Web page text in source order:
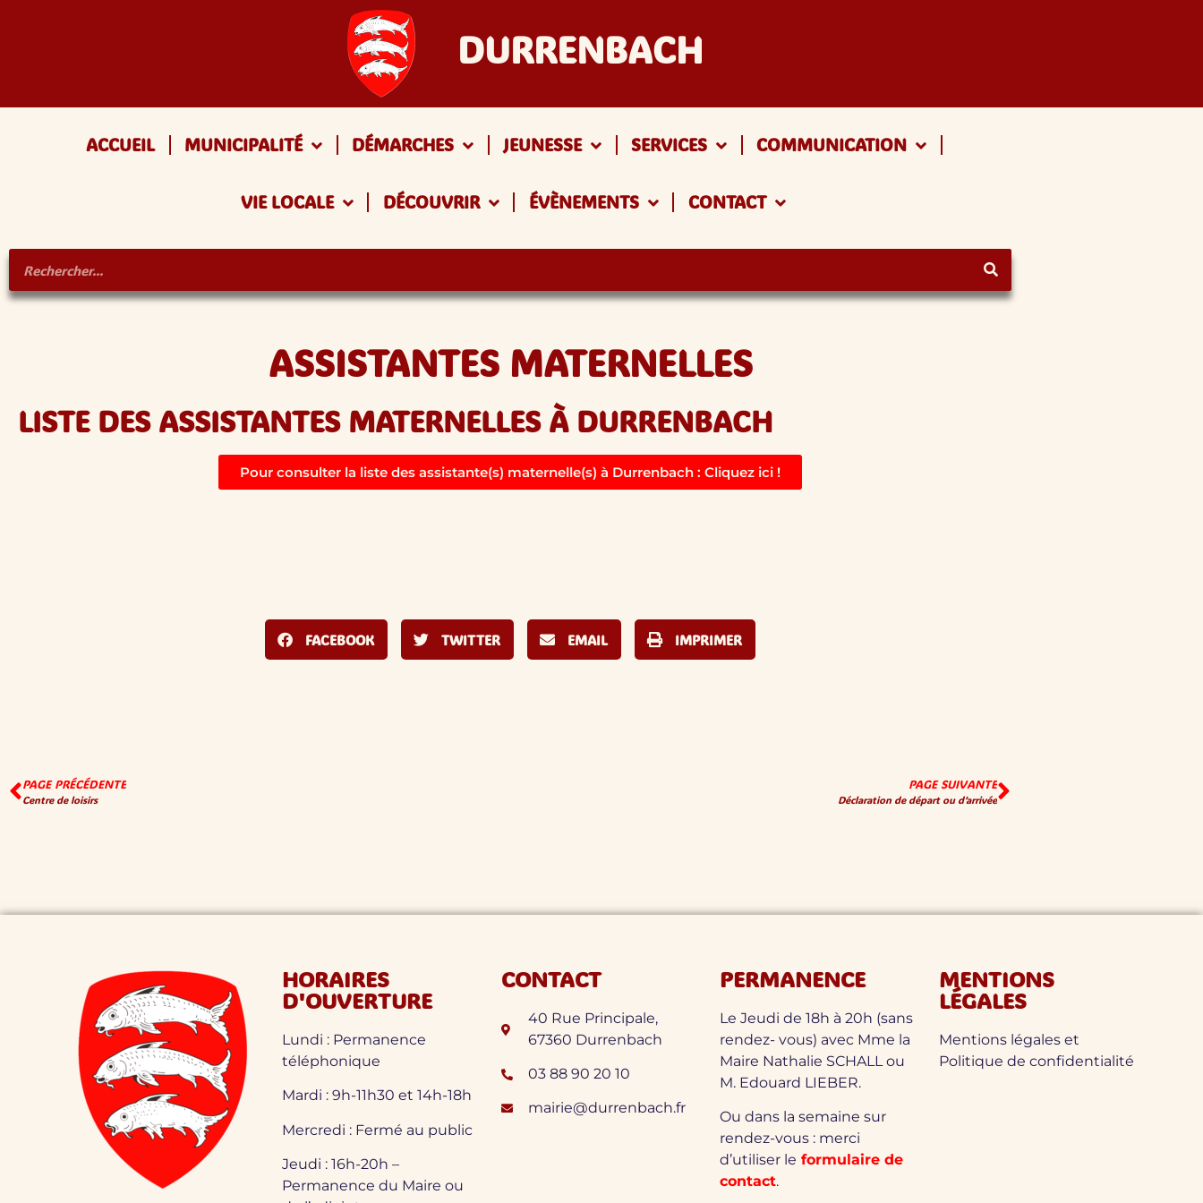
DURRENBACH
ACCUEIL MUNICIPALITÉ DÉMARCHES JEUNESSE SERVICES COMMUNICATION
VIE LOCALE DÉCOUVRIR ÉVÈNEMENTS CONTACT
ASSISTANTES MATERNELLES
LISTE DES ASSISTANTES MATERNELLES À DURRENBACH
Pour consulter la liste des assistante(s) maternelle(s) à Durrenbach : Cliquez ici !
FACEBOOK TWITTER EMAIL IMPRIMER
PAGE PRÉCÉDENTE
Centre de loisirs
PAGE SUIVANTE
Déclaration de départ ou d’arrivée
HORAIRES
D'OUVERTURE
Lundi : Permanence
téléphonique
Mardi : 9h-11h30 et 14h-18h
Mercredi : Fermé au public
Jeudi : 16h-20h –
Permanence du Maire ou
CONTACT
40 Rue Principale,
67360 Durrenbach
03 88 90 20 10
mairie@durrenbach.fr
PERMANENCE
Le Jeudi de 18h à 20h (sans
rendez- vous) avec Mme la
Maire Nathalie SCHALL ou
M. Edouard LIEBER.
Ou dans la semaine sur
rendez-vous : merci
d’utiliser le formulaire de
contact.
MENTIONS
LÉGALES
Mentions légales et
Politique de confidentialité